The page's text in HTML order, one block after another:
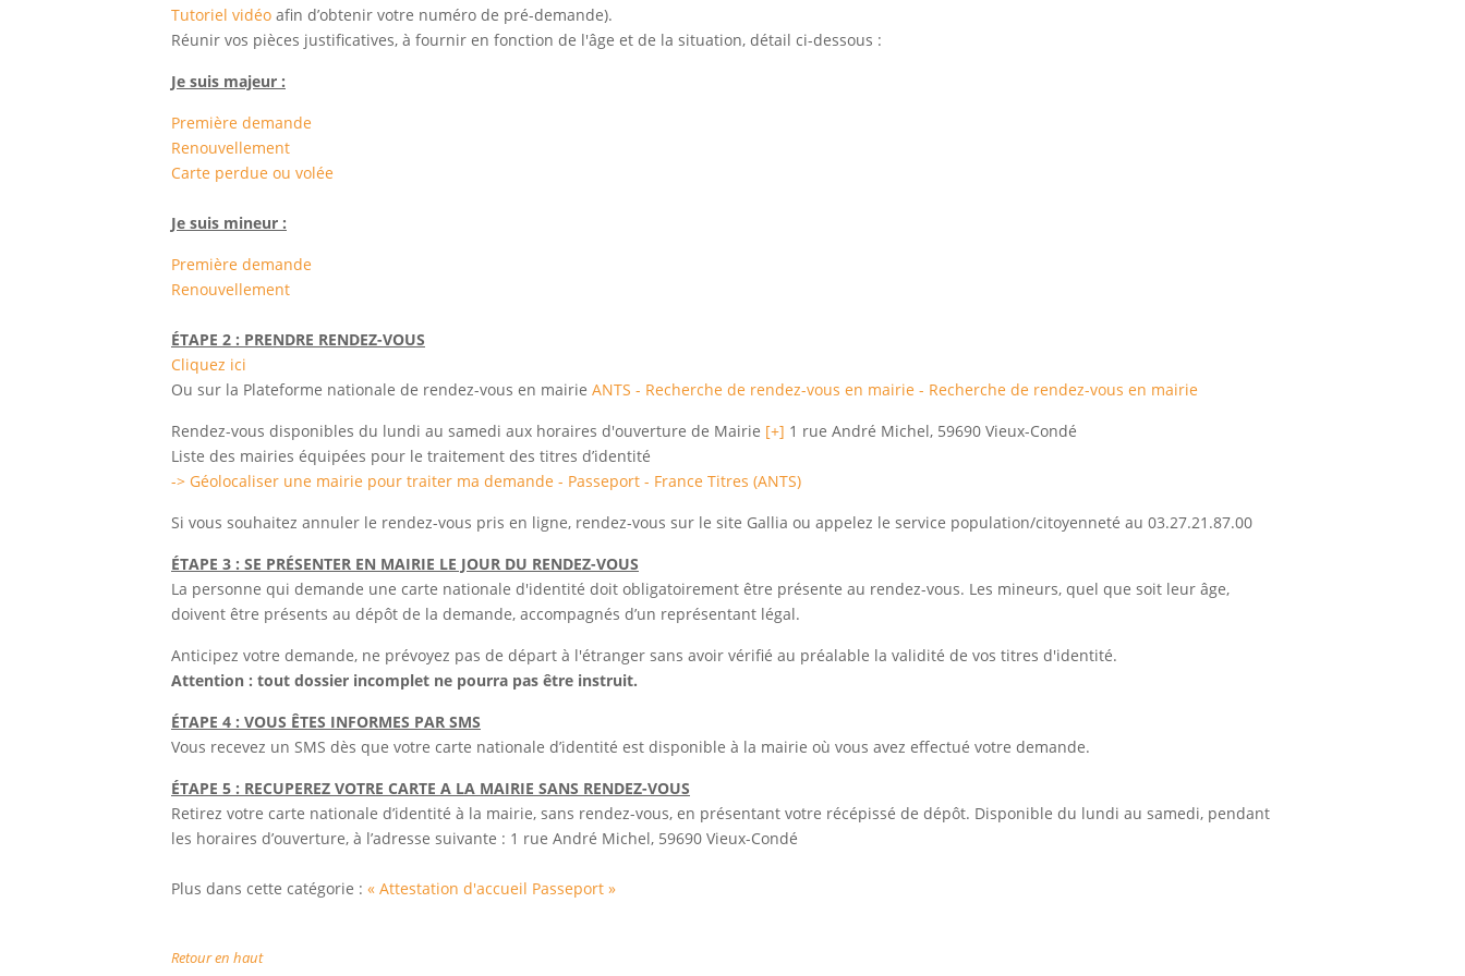
Tutoriel vidéo afin d’obtenir votre numéro de pré-demande).
Réunir vos pièces justificatives, à fournir en fonction de l'âge et de la situation, détail ci-dessous :
Je suis majeur :
Première demande
Renouvellement
Carte perdue ou volée
Je suis mineur :
Première demande
Renouvellement
ÉTAPE 2 : PRENDRE RENDEZ-VOUS
Cliquez ici
Ou sur la Plateforme nationale de rendez-vous en mairie ANTS - Recherche de rendez-vous en mairie - Recherche de rendez-vous en mairie
Rendez-vous disponibles du lundi au samedi aux horaires d'ouverture de Mairie [+] 1 rue André Michel, 59690 Vieux-Condé
Liste des mairies équipées pour le traitement des titres d’identité
-> Géolocaliser une mairie pour traiter ma demande - Passeport - France Titres (ANTS)
Si vous souhaitez annuler le rendez-vous pris en ligne, rendez-vous sur le site Gallia ou appelez le service population/citoyenneté au 03.27.21.87.00
ÉTAPE 3 : SE PRÉSENTER EN MAIRIE LE JOUR DU RENDEZ-VOUS
La personne qui demande une carte nationale d'identité doit obligatoirement être présente au rendez-vous. Les mineurs, quel que soit leur âge,
doivent être présents au dépôt de la demande, accompagnés d’un représentant légal.
Anticipez votre demande, ne prévoyez pas de départ à l'étranger sans avoir vérifié au préalable la validité de vos titres d'identité.
Attention : tout dossier incomplet ne pourra pas être instruit.
ÉTAPE 4 : VOUS ÊTES INFORMES PAR SMS
Vous recevez un SMS dès que votre carte nationale d’identité est disponible à la mairie où vous avez effectué votre demande.
ÉTAPE 5 : RECUPEREZ VOTRE CARTE A LA MAIRIE SANS RENDEZ-VOUS
Retirez votre carte nationale d’identité à la mairie, sans rendez-vous, en présentant votre récépissé de dépôt. Disponible du lundi au samedi, pendant
les horaires d’ouverture, à l’adresse suivante : 1 rue André Michel, 59690 Vieux-Condé
Plus dans cette catégorie : « Attestation d'accueil Passeport »
Retour en haut